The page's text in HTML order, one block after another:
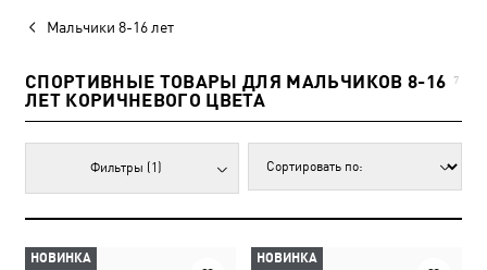
Мальчики 8-16 лет
СПОРТИВНЫЕ ТОВАРЫ ДЛЯ МАЛЬЧИКОВ 8-16
ЛЕТ КОРИЧНЕВОГО ЦВЕТА
7
Фильтры (1)
НОВИНКА НОВИНКА